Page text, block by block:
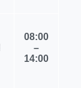
08:00
–
14:00